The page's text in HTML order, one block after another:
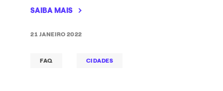
SAIBA MAIS
FAQ CIDADES
21 JANEIRO 2022